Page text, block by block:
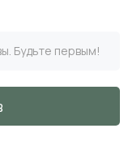
Будьте первым!